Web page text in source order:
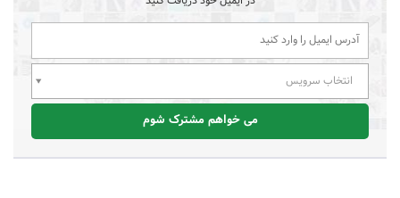
انتخاب سرویس
می خواهم مشترک شوم